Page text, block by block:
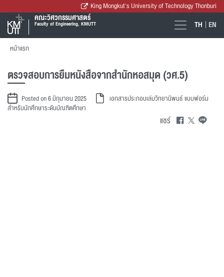
King Mongkut's University of Technology Thonburi
คณะวิศวกรรมศาสตร์
Faculty of Engineering, KMUTT TH EN
หน้าแรก
ตรวจสอบการยืมหนังสือจากสำนักหอสมุด (วศ.5)
Posted on 6 มิถุนายน 2025 เอกสารประกอบเล่มวิทยานิพนธ์แบบฟอร์ม
สำหรับนักศึกษาระดับบัณฑิตศึกษา
แชร์